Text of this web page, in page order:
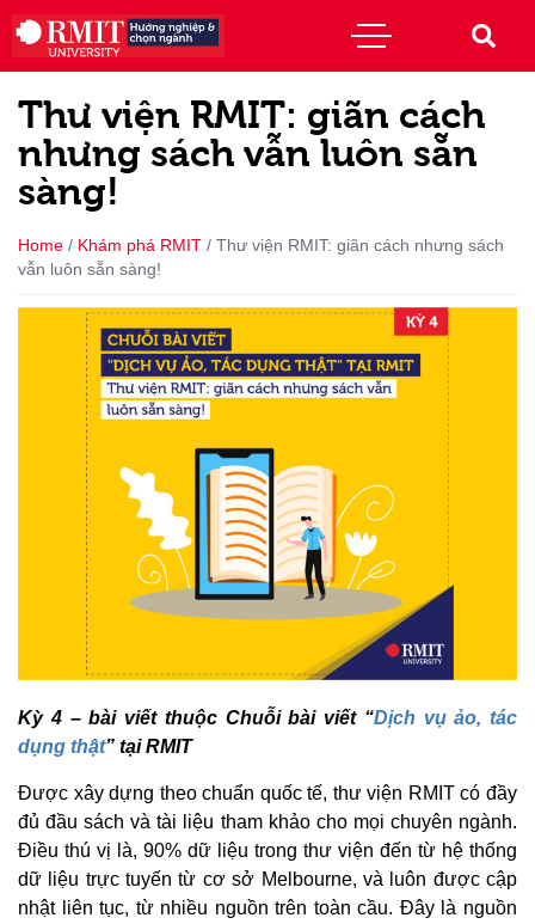
Thư viện RMIT: giãn cách
nhưng sách vẫn luôn sẵn
sàng!
Home / Khám phá RMIT / Thư viện RMIT: giãn cách nhưng sách
vẫn luôn sẵn sàng!
Kỳ 4 – bài viết thuộc Chuỗi bài viết “Dịch vụ ảo, tác
dụng thật” tại RMIT
Được xây dựng theo chuẩn quốc tế, thư viện RMIT có đầy
đủ đầu sách và tài liệu tham khảo cho mọi chuyên ngành.
Điều thú vị là, 90% dữ liệu trong thư viện đến từ hệ thống
dữ liệu trực tuyến từ cơ sở Melbourne, và luôn được cập
nhật liên tục, từ nhiều nguồn trên toàn cầu. Đây là nguồn